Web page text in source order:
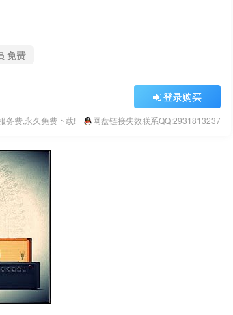
免费
登录购买
务费,永久免费下载! 网盘链接失效联系QQ:2931813237